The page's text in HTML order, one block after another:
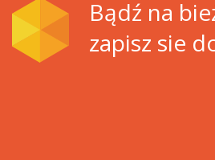
Bądź na
zapisz sie